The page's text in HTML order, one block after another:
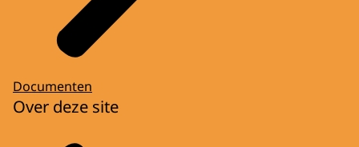
Documenten
Over deze site